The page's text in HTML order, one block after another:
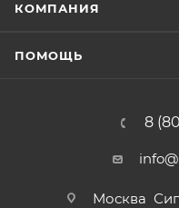
КОМПАНИЯ
ПОМОЩЬ
8
Москва